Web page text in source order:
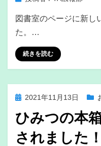
図書室のページに新し
た。…
続きを読む
投
日:
2021年11月13日
ひみつの本
されました！